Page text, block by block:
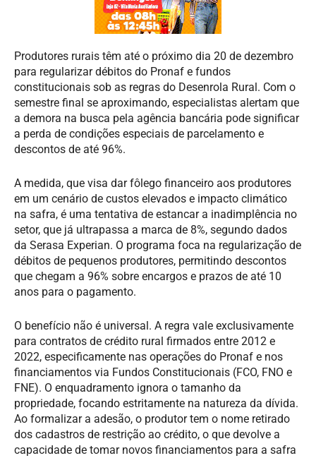
Produtores rurais têm até o próximo dia 20 de dezembro
para regularizar débitos do Pronaf e fundos
constitucionais sob as regras do Desenrola Rural. Com o
semestre final se aproximando, especialistas alertam que
a demora na busca pela agência bancária pode significar
a perda de condições especiais de parcelamento e
descontos de até 96%.
A medida, que visa dar fôlego financeiro aos produtores
em um cenário de custos elevados e impacto climático
na safra, é uma tentativa de estancar a inadimplência no
setor, que já ultrapassa a marca de 8%, segundo dados
da Serasa Experian. O programa foca na regularização de
débitos de pequenos produtores, permitindo descontos
que chegam a 96% sobre encargos e prazos de até 10
anos para o pagamento.
O benefício não é universal. A regra vale exclusivamente
para contratos de crédito rural firmados entre 2012 e
2022, especificamente nas operações do Pronaf e nos
financiamentos via Fundos Constitucionais (FCO, FNO e
FNE). O enquadramento ignora o tamanho da
propriedade, focando estritamente na natureza da dívida.
Ao formalizar a adesão, o produtor tem o nome retirado
dos cadastros de restrição ao crédito, o que devolve a
capacidade de tomar novos financiamentos para a safra